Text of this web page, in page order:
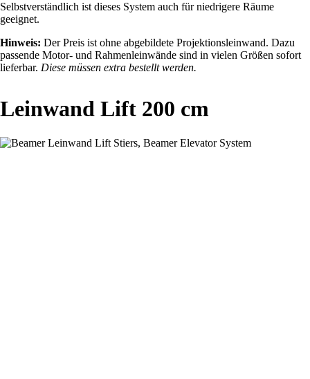
Selbstverständlich ist dieses System auch für niedrigere Räume
geeignet.
Hinweis: Der Preis ist ohne abgebildete Projektionsleinwand. Dazu
passende Motor- und Rahmenleinwände sind in vielen Größen sofort
lieferbar. Diese müssen extra bestellt werden.
Leinwand Lift 200 cm